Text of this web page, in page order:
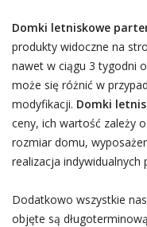
Domki letniskowe
produkty widoczne na
nawet w ciągu 3 tygodni
może się różnić w
modyfikacji. Domki
ceny, ich wartość zależy
rozmiar domu,
realizacja indywidualnych
Dodatkowo wszystkie
objęte są